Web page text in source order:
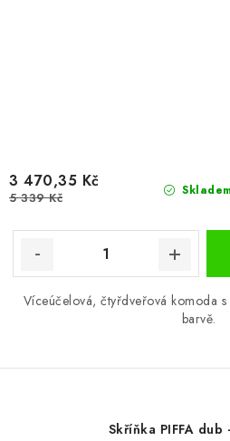
3 470,35 Kč
5 339 Kč
Víceúčelová, čtyřdveřová komoda
barvě.
Skříňka PIFFA